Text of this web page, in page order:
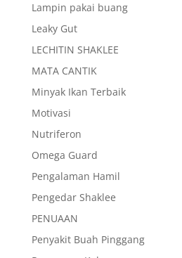
Lampin pakai buang
Leaky Gut
LECHITIN SHAKLEE
MATA CANTIK
Minyak Ikan Terbaik
Motivasi
Nutriferon
Omega Guard
Pengalaman Hamil
Pengedar Shaklee
PENUAAN
Penyakit Buah Pinggang